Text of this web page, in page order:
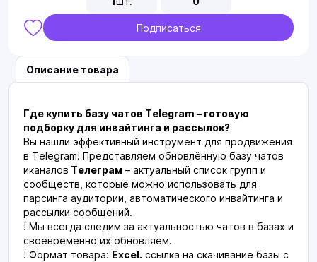
Подписаться
Описание товара
Где купить базу чатов Telegram – готовую
подборку для инвайтинга и рассылок?
Вы нашли эффективный инструмент для продвижения
в Telegram! Представляем обновлённую базу чатов
иканалов Телеграм – актуальный список групп и
сообществ, которые можно использовать для
парсинга аудитории, автоматического инвайтинга и
рассылки сообщений.
! Мы всегда следим за актуальностью чатов в базах и
своевременно их обновляем.
! Формат товара: Excel. ссылка на скачивание базы с